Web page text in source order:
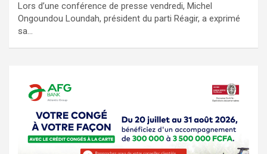
Lors d’une conférence de presse vendredi, Michel
Ongoundou Loundah, président du parti Réagir, a exprimé
sa…